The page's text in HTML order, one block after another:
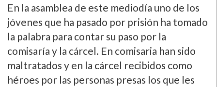
En la asamblea de este mediodí­a uno de los
jóvenes que ha pasado por prisión ha tomado
la palabra para contar su paso por la
comisarí­a y la cárcel. En comisaria han sido
maltratados y en la cárcel recibidos como
héroes por las personas presas los que les